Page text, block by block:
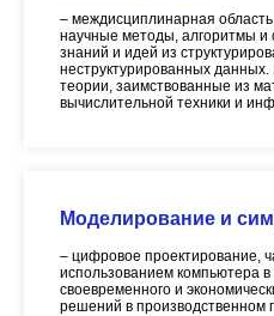
– междисциплинарная
научные методы, алгоритмы и
знаний и идей из
неструктурированных
теории, заимствованные из
вычислительной техники и
Моделирование и
– цифровое проектирование,
использованием компьютера
своевременного и
решений в производственном